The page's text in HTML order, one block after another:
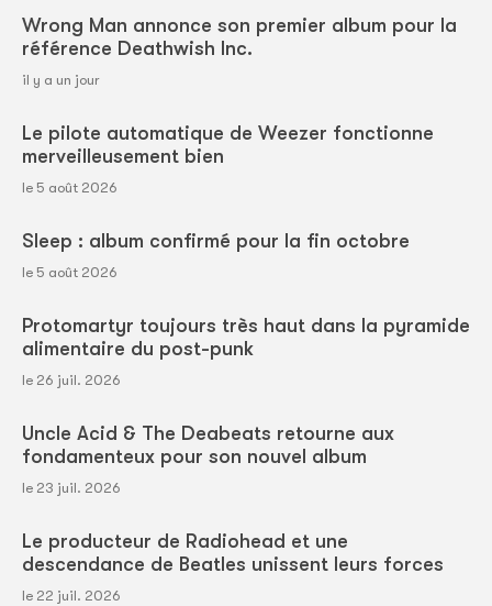
Wrong Man annonce son premier album pour la
référence Deathwish Inc.
il y a un jour
Le pilote automatique de Weezer fonctionne
merveilleusement bien
le 5 août 2026
Sleep : album confirmé pour la fin octobre
le 5 août 2026
Protomartyr toujours très haut dans la pyramide
alimentaire du post-punk
le 26 juil. 2026
Uncle Acid & The Deabeats retourne aux
fondamenteux pour son nouvel album
le 23 juil. 2026
Le producteur de Radiohead et une
descendance de Beatles unissent leurs forces
le 22 juil. 2026